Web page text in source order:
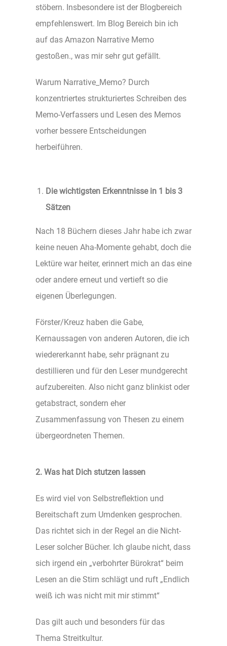
stöbern. Insbesondere ist der Blogbereich
empfehlenswert. Im Blog Bereich bin ich
auf das Amazon Narrative Memo
gestoßen., was mir sehr gut gefällt.
Warum Narrative_Memo? Durch
konzentriertes strukturiertes Schreiben des
Memo-Verfassers und Lesen des Memos
vorher bessere Entscheidungen
herbeiführen.
Die wichtigsten Erkenntnisse in 1 bis 3
Sätzen
Nach 18 Büchern dieses Jahr habe ich zwar
keine neuen Aha-Momente gehabt, doch die
Lektüre war heiter, erinnert mich an das eine
oder andere erneut und vertieft so die
eigenen Überlegungen.
Förster/Kreuz haben die Gabe,
Kernaussagen von anderen Autoren, die ich
wiedererkannt habe, sehr prägnant zu
destillieren und für den Leser mundgerecht
aufzubereiten. Also nicht ganz blinkist oder
getabstract, sondern eher
Zusammenfassung von Thesen zu einem
übergeordneten Themen.
2. Was hat Dich stutzen lassen
Es wird viel von Selbstreflektion und
Bereitschaft zum Umdenken gesprochen.
Das richtet sich in der Regel an die Nicht-
Leser solcher Bücher. Ich glaube nicht, dass
sich irgend ein „verbohrter Bürokrat“ beim
Lesen an die Stirn schlägt und ruft „Endlich
weiß ich was nicht mit mir stimmt“
Das gilt auch und besonders für das
Thema Streitkultur.